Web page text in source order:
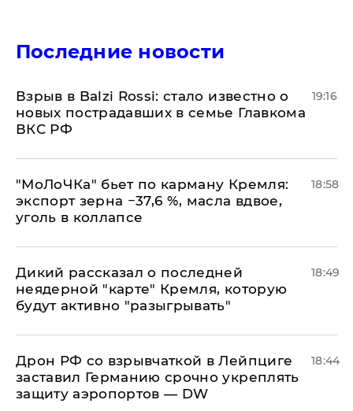
Последние новости
Взрыв в Balzi Rossi: стало известно о
новых пострадавших в семье Главкома
ВКС РФ
19:16
​"МоЛоЧКа" бьет по карману Кремля:
экспорт зерна −37,6 %, масла вдвое,
уголь в коллапсе
18:58
Дикий рассказал о последней
неядерной "карте" Кремля, которую
будут активно "разыгрывать"
18:49
​Дрон РФ со взрывчаткой в Лейпциге
заставил Германию срочно укреплять
защиту аэропортов — DW
18:44